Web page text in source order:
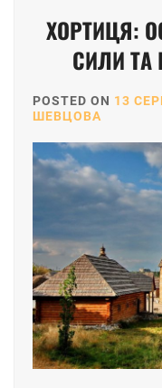
ХОРТИЦЯ:
СИЛИ ТА
POSTED ON 13
ШЕВЦОВА